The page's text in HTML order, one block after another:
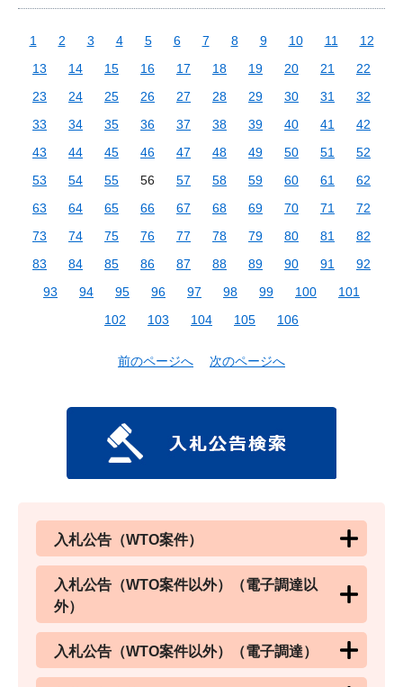
1 2 3 4 5 6 7 8 9 10 11
12
13
14 15 16 17 18 19 20 21
22
23
24 25 26 27 28 29 30 31
32
33
34 35 36 37 38 39 40 41
42
43
44 45 46 47 48 49 50 51
52
53
54 55 56 57 58 59 60 61
62
63
64 65 66 67 68 69 70 71
72
73
74 75 76 77 78 79 80 81
82
83
84 85 86 87 88 89 90 91
92
93
94 95 96 97 98 99 100
101
102
103 104 105 106
前のページへ 次のページへ
入札公告（WTO案件）
入札公告（WTO案件以外）（電子調達以
外）
入札公告（WTO案件以外）（電子調達）